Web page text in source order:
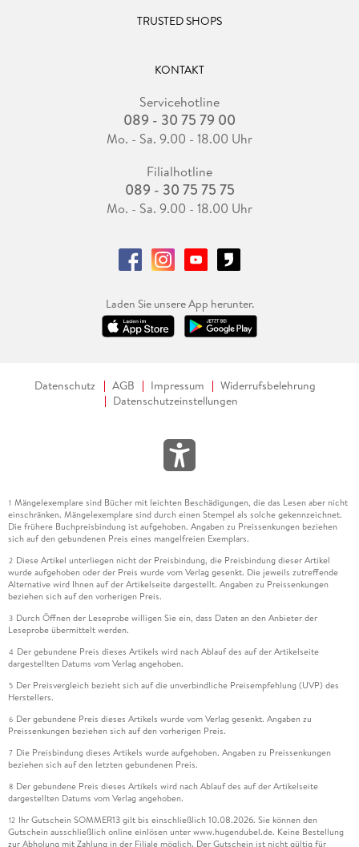
TRUSTED SHOPS
KONTAKT
Servicehotline
089 - 30 75 79 00
Mo. - Sa. 9.00 - 18.00 Uhr
Filialhotline
089 - 30 75 75 75
Mo. - Sa. 9.00 - 18.00 Uhr
Laden Sie unsere App herunter.
Datenschutz AGB Impressum
Widerrufsbelehrung
Datenschutzeinstellungen
1 Mängelexemplare sind Bücher mit leichten Beschädigungen, die das Lesen aber nicht
einschränken. Mängelexemplare sind durch einen Stempel als solche gekennzeichnet.
Die frühere Buchpreisbindung ist aufgehoben. Angaben zu Preissenkungen beziehen
sich auf den gebundenen Preis eines mangelfreien Exemplars.
2 Diese Artikel unterliegen nicht der Preisbindung, die Preisbindung dieser Artikel
wurde aufgehoben oder der Preis wurde vom Verlag gesenkt. Die jeweils zutreffende
Alternative wird Ihnen auf der Artikelseite dargestellt. Angaben zu Preissenkungen
beziehen sich auf den vorherigen Preis.
3 Durch Öffnen der Leseprobe willigen Sie ein, dass Daten an den Anbieter der
Leseprobe übermittelt werden.
4 Der gebundene Preis dieses Artikels wird nach Ablauf des auf der Artikelseite
dargestellten Datums vom Verlag angehoben.
5 Der Preisvergleich bezieht sich auf die unverbindliche Preisempfehlung (UVP) des
Herstellers.
6 Der gebundene Preis dieses Artikels wurde vom Verlag gesenkt. Angaben zu
Preissenkungen beziehen sich auf den vorherigen Preis.
7 Die Preisbindung dieses Artikels wurde aufgehoben. Angaben zu Preissenkungen
beziehen sich auf den letzten gebundenen Preis.
8 Der gebundene Preis dieses Artikels wird nach Ablauf des auf der Artikelseite
dargestellten Datums vom Verlag angehoben.
12 Ihr Gutschein SOMMER13 gilt bis einschließlich 10.08.2026. Sie können den
Gutschein ausschließlich online einlösen unter www.hugendubel.de. Keine Bestellung
zur Abholung mit Zahlung in der Filiale möglich. Der Gutschein ist nicht gültig für